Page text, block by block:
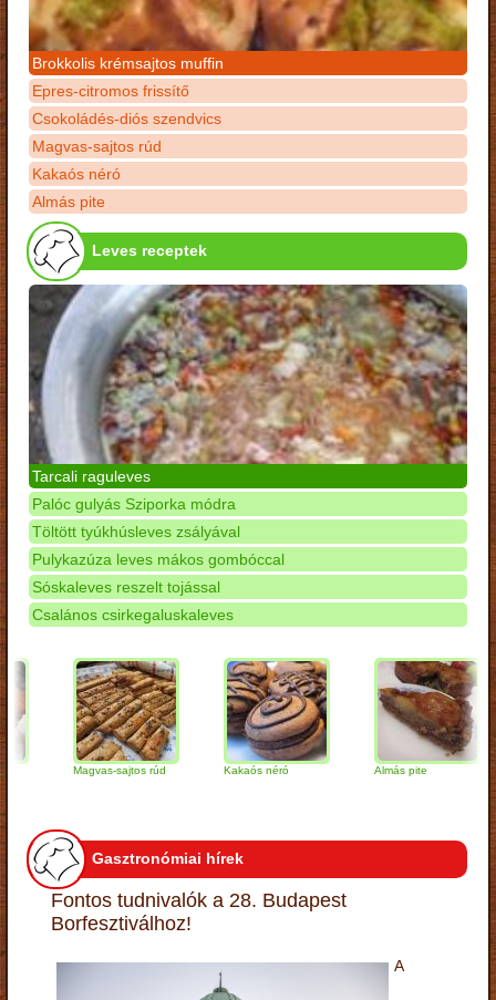
Brokkolis krémsajtos muffin
Epres-citromos frissítő
Csokoládés-diós szendvics
Magvas-sajtos rúd
Kakaós néró
Almás pite
Leves receptek
Tarcali raguleves
Palóc gulyás Sziporka módra
Töltött tyúkhúsleves zsályával
Pulykazúza leves mákos gombóccal
Sóskaleves reszelt tojással
Csalános csirkegaluskaleves
Magvas-sajtos rúd Kakaós néró Almás pite
Gasztronómiai hírek
Fontos tudnivalók a 28. Budapest
Borfesztiválhoz!
A